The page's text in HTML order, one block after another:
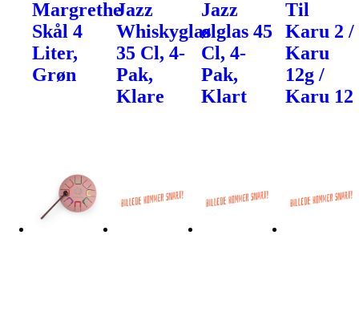
Margrethe
Skål 4
Liter,
Grøn
Jazz
Whiskyglas
35 Cl, 4-
Pak,
Klare
Jazz
ølglas 45
Cl, 4-
Pak,
Klart
Til
Karu 2 /
Karu
12g /
Karu 12